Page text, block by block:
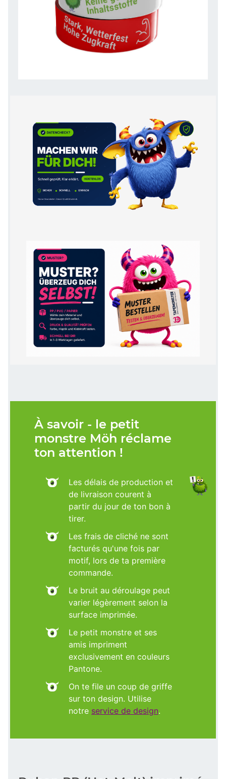
À savoir - le petit
monstre Möh réclame
ton attention !
Les délais de production et
de livraison courent à
partir du jour de ton bon à
tirer.
Les frais de cliché ne sont
facturés qu'une fois par
motif, lors de ta première
commande.
Le bruit au déroulage peut
varier légèrement selon la
surface imprimée.
Le petit monstre et ses
amis impriment
exclusivement en couleurs
Pantone.
On te file un coup de griffe
sur ton design. Utilise
notre service de design.